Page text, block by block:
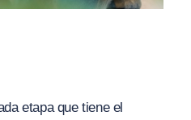
etapa que tiene el